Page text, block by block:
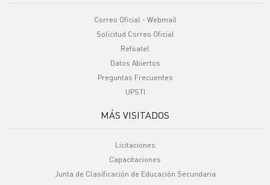
Correo Oficial - Webmail
Solicitud Correo Oficial
Refsatel
Datos Abiertos
Preguntas Frecuentes
UPSTI
MÁS VISITADOS
Licitaciones
Capacitaciones
Junta de Clasificación de Educación Secundaria